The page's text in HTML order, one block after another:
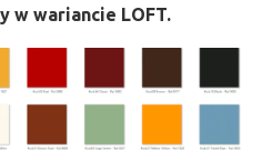
w wariancie LOFT.